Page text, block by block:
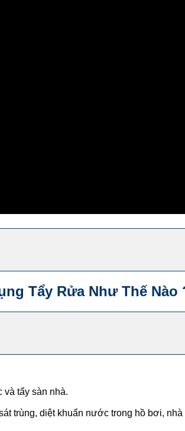
Tẩy Rửa Như Thế Nào
tẩy sàn nhà.
trùng, diệt khuẩn nước trong hồ bơi, nhà